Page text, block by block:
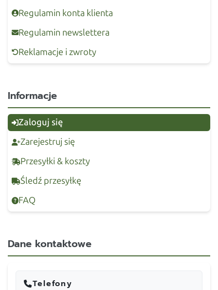
Regulamin konta klienta
Regulamin newslettera
Reklamacje i zwroty
Informacje
Zaloguj się
Zarejestruj się
Przesyłki & koszty
Śledź przesyłkę
FAQ
Dane kontaktowe
Telefony